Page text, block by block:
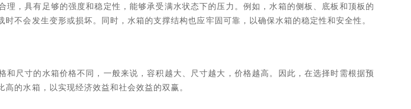
，具有足够的强度和稳定性，能够承受满水状态下的压力。例如，水箱的侧板、底板和顶板的
不会发生变形或损坏。同时，水箱的支撑结构也应牢固可靠，以确保水箱的稳定性和安全性。
尺寸的水箱价格不同，一般来说，容积越大、尺寸越大，价格越高。因此，在选择时需根据预
的水箱，以实现经济效益和社会效益的双赢。